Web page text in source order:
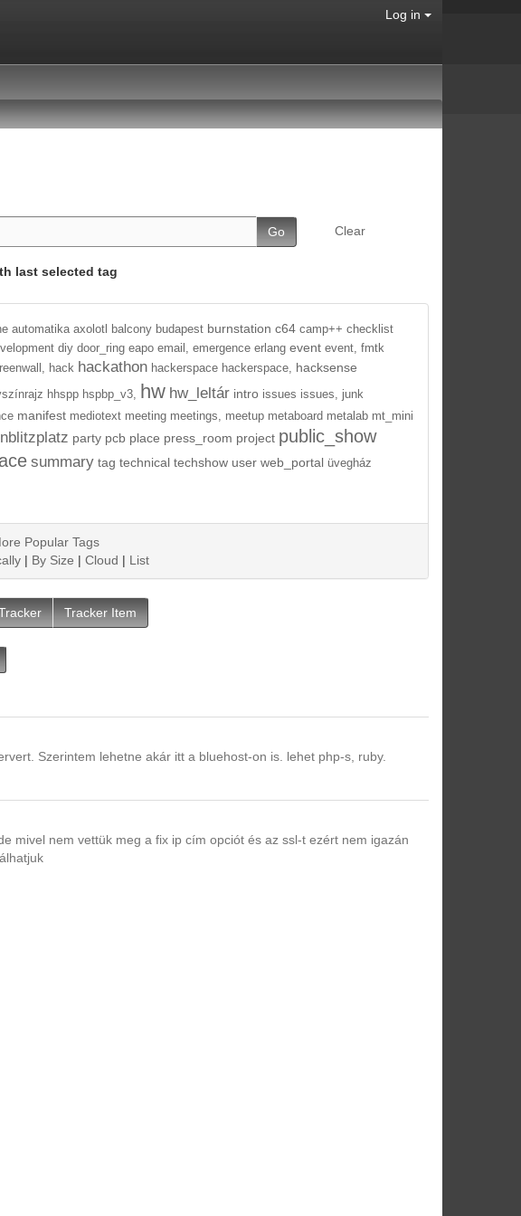
Log in
Clear
last selected tag
automatika axolotl balcony budapest burnstation c64 camp++ checklist
diy door_ring eapo email, emergence erlang event event, fmtk
hack hackathon hackerspace hackerspace, hacksense
hhspp hspbp_v3, hw hw_leltár intro issues issues,
junk
manifest mediotext meeting meetings, meetup metaboard metalab mt_mini
party pcb place press_room project public_show
summary tag technical techshow user web_portal üvegház
Popular Tags
| By Size | Cloud | List
Tracker Item
Szerintem lehetne akár itt a bluehost-on is. lehet php-s, ruby.
mivel nem vettük meg a fix ip cím opciót és az ssl-t ezért nem igazán